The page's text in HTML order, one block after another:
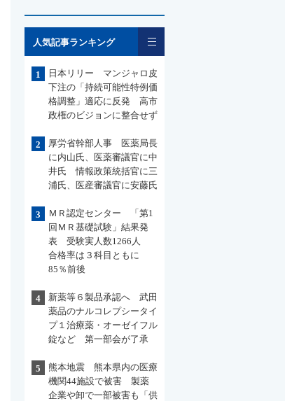
人気記事ランキング
1
日本リリー マンジャロ皮
下注の「持続可能性特例価
格調整」適応に反発 高市
政権のビジョンに整合せず
2
厚労省幹部人事 医薬局長
に内山氏、医薬審議官に中
井氏 情報政策統括官に三
浦氏、医産審議官に安藤氏
3
ＭＲ認定センター 「第1
回ＭＲ基礎試験」結果発
表 受験実人数1266人
合格率は３科目ともに
85％前後
4
新薬等６製品承認へ 武田
薬品のナルコレプシータイ
プ１治療薬・オーゼイフル
錠など 第一部会が了承
5
熊本地震 熊本県内の医療
機関44施設で被害 製薬
企業や卸で一部被害も「供